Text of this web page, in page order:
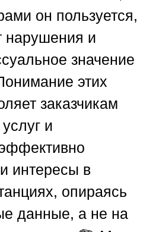
он пользуется,
нарушения и
значение
этих
заказчикам
и
интересы в
опираясь
данные, а не на